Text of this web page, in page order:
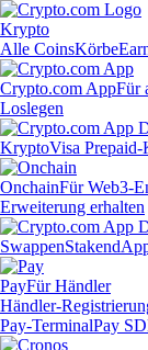
Krypto
Alle CoinsKörbe
Crypto.com AppFür
Loslegen
KryptoVisa Prepaid-
OnchainFür Web3-
Erweiterung erhalten
SwappenStaken
PayFür Händler
Händler-
Pay-TerminalPay